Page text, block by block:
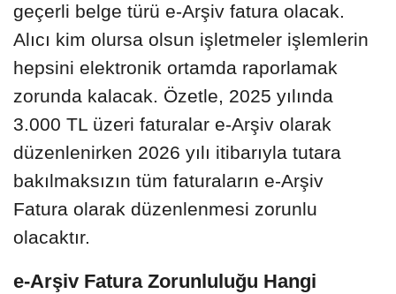
geçerli belge türü e-Arşiv fatura olacak.
Alıcı kim olursa olsun işletmeler işlemlerin
hepsini elektronik ortamda raporlamak
zorunda kalacak. Özetle, 2025 yılında
3.000 TL üzeri faturalar e-Arşiv olarak
düzenlenirken 2026 yılı itibarıyla tutara
bakılmaksızın tüm faturaların e-Arşiv
Fatura olarak düzenlenmesi zorunlu
olacaktır.
e-Arşiv Fatura Zorunluluğu Hangi